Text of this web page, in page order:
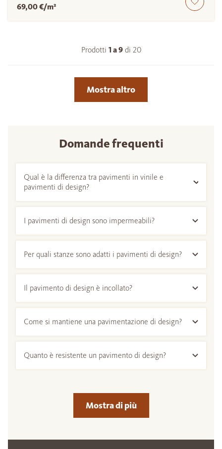
69,00 €/m²
Prodotti 1 a9di 20
Mostra altro
Domande frequenti
Qual è la differenza tra pavimenti in vinile e
pavimenti di design?
I pavimenti di design sono impermeabili?
Per quali stanze sono adatti i pavimenti di design?
Il pavimento di design è incollato?
Come si mantiene una pavimentazione di design?
Quanto è resistente un pavimento di design?
Mostra di più